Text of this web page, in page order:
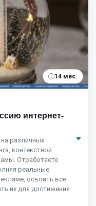
14 мес.
интернет-
различных
контекстной
Отработаете
реальные
освоить все
их для достижения